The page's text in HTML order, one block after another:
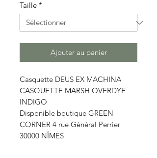
Taille *
Ajouter au panier
Casquette DEUS EX MACHINA
CASQUETTE MARSH OVERDYE
INDIGO
Disponible boutique GREEN
CORNER 4 rue Général Perrier
30000 NÎMES